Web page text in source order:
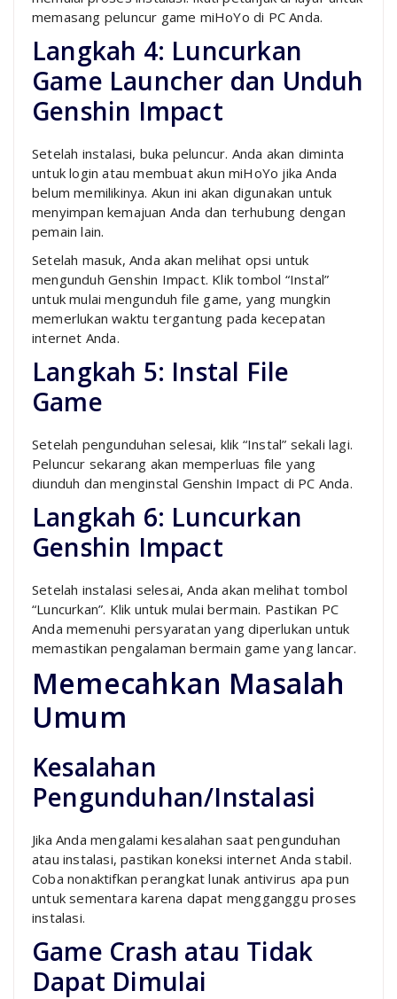
memasang peluncur game miHoYo di PC Anda.
Langkah 4: Luncurkan
Game Launcher dan Unduh
Genshin Impact
Setelah instalasi, buka peluncur. Anda akan diminta
untuk login atau membuat akun miHoYo jika Anda
belum memilikinya. Akun ini akan digunakan untuk
menyimpan kemajuan Anda dan terhubung dengan
pemain lain.
Setelah masuk, Anda akan melihat opsi untuk
mengunduh Genshin Impact. Klik tombol “Instal”
untuk mulai mengunduh file game, yang mungkin
memerlukan waktu tergantung pada kecepatan
internet Anda.
Langkah 5: Instal File
Game
Setelah pengunduhan selesai, klik “Instal” sekali lagi.
Peluncur sekarang akan memperluas file yang
diunduh dan menginstal Genshin Impact di PC Anda.
Langkah 6: Luncurkan
Genshin Impact
Setelah instalasi selesai, Anda akan melihat tombol
“Luncurkan”. Klik untuk mulai bermain. Pastikan PC
Anda memenuhi persyaratan yang diperlukan untuk
memastikan pengalaman bermain game yang lancar.
Memecahkan Masalah
Umum
Kesalahan
Pengunduhan/Instalasi
Jika Anda mengalami kesalahan saat pengunduhan
atau instalasi, pastikan koneksi internet Anda stabil.
Coba nonaktifkan perangkat lunak antivirus apa pun
untuk sementara karena dapat mengganggu proses
instalasi.
Game Crash atau Tidak
Dapat Dimulai